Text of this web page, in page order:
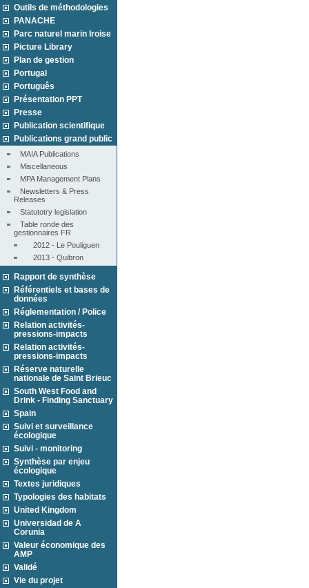
Outils de méthodologies
PANACHE
Parc naturel marin Iroise
Picture Library
Plan de gestion
Portugal
Português
Présentation PPT
Presse
Publication scientifique
Publications grand public
MAIA Publications
Miscellaneous
MPA Management Plans
Newsletters & Press
Releases
Statutotry legislation
Table ronde des
gestionnaires FR
2012 - Le Pouliguen
2013 - Quibron
Rapport de synthèse
Référentiels et bases de
données
Réglementation / Police
Relation activités-
pressions-impacts
Relation activités-
pressions-impacts
Réserve naturelle
nationale de Saint Brieuc
South West Food and
Drink - Finding Sanctuary
Spain
Suivi et surveillance
écologique
Suivi - monitoring
Synthèse par enjeu
écologique
Textes juridiques
Typologies des habitats
United Kingdom
Universidad de A
Corunia
Valeur économique des
AMP
Validé
Vie du projet